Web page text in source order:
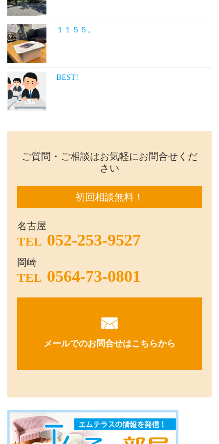
１１５５。
BEST!
ご質問・ご相談はお気軽にお問合せくだ
さい
初回相談無料！
名古屋
TEL 052-253-9527
岡崎
TEL 0564-73-0801
メールでのお問合せはこちらから